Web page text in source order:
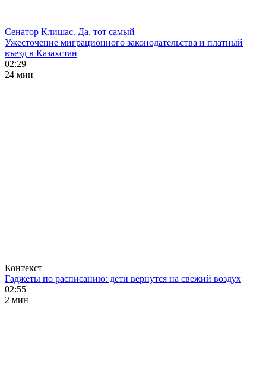
Сенатор Клишас. Да, тот самый
Ужесточение миграционного законодательства и платный
въезд в Казахстан
02:29
24 мин
Контекст
Гаджеты по расписанию: дети вернутся на свежий воздух
02:55
2 мин